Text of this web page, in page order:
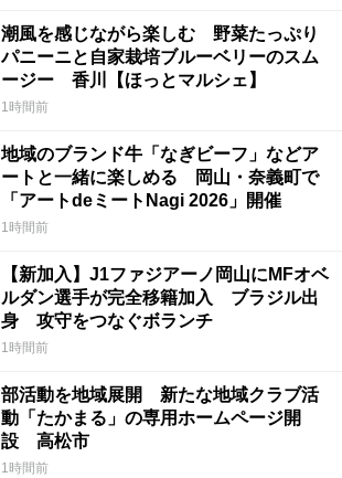
潮風を感じながら楽しむ 野菜たっぷり
パニーニと自家栽培ブルーベリーのスム
ージー 香川【ほっとマルシェ】
1時間前
地域のブランド牛「なぎビーフ」などア
ートと一緒に楽しめる 岡山・奈義町で
「アートdeミートNagi 2026」開催
1時間前
【新加入】J1ファジアーノ岡山にMFオベ
ルダン選手が完全移籍加入 ブラジル出
身 攻守をつなぐボランチ
1時間前
部活動を地域展開 新たな地域クラブ活
動「たかまる」の専用ホームページ開
設 高松市
1時間前